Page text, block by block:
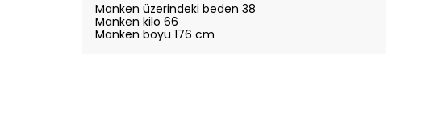
Manken üzerindeki beden 38
Manken kilo 66
Manken boyu 176 cm